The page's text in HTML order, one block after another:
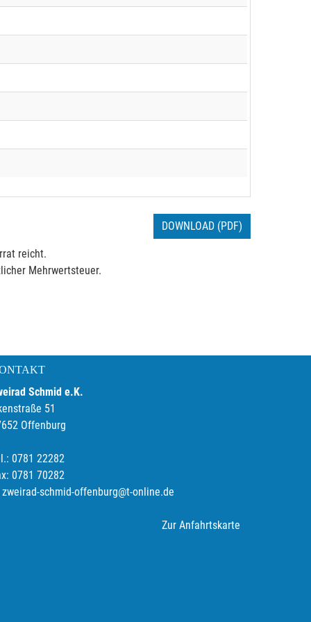
DOWNLOAD (PDF)
reicht.
Mehrwertsteuer.
Schmid e.K.
51
Offenburg
0781 22282
0781 70282
zweirad-schmid-offenburg@t-online.de
Zur Anfahrtskarte